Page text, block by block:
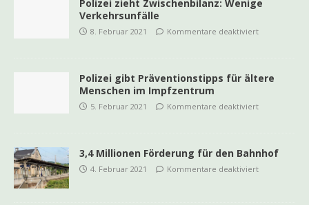
Polizei zieht Zwischenbilanz: Wenige
Verkehrsunfälle
8. Februar 2021 Kommentare deaktiviert
Polizei gibt Präventionstipps für ältere
Menschen im Impfzentrum
5. Februar 2021 Kommentare deaktiviert
3,4 Millionen Förderung für den Bahnhof
4. Februar 2021 Kommentare deaktiviert